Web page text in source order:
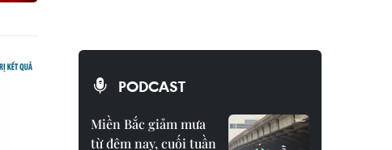
PODCAST
Miền Bắc giảm mưa
từ đêm nay, cuối tuần